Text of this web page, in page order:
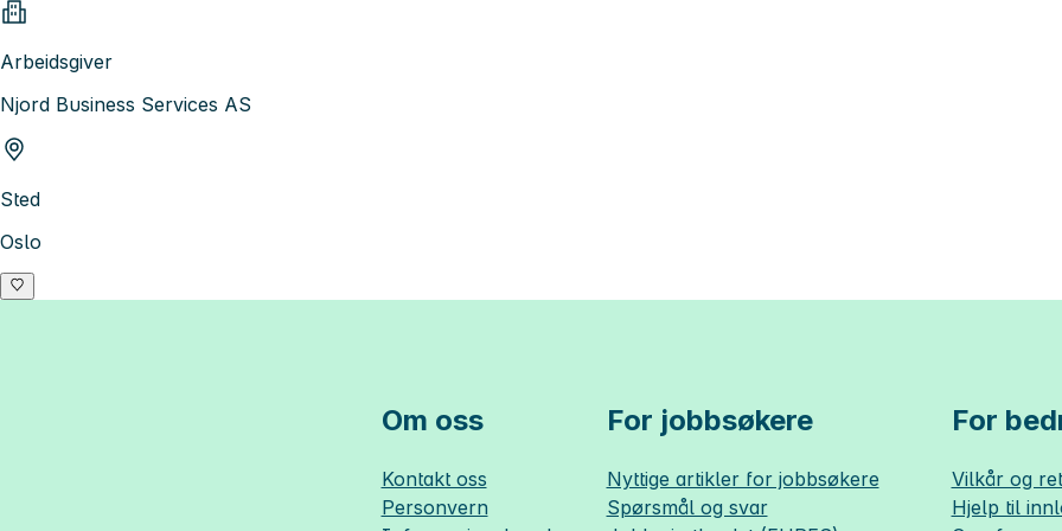
Arbeidsgiver
Njord Business Services AS
Sted
Oslo
Om oss
Kontakt oss
Personvern
For jobbsøkere
Nyttige artikler for jobbsøkere
Spørsmål og svar
For
Vilkår og
Hjelp til